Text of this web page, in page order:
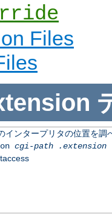
Files
インタープリタの位置を調
cgi-path
.extension